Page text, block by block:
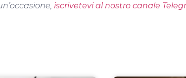
iscrivetevi al nostro canale